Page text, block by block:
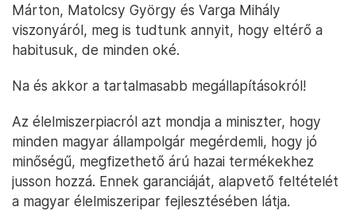
Márton, Matolcsy György és Varga Mihály
viszonyáról, meg is tudtunk annyit, hogy eltérő a
habitusuk, de minden oké.
Na és akkor a tartalmasabb megállapításokról!
Az élelmiszerpiacról azt mondja a miniszter, hogy
minden magyar állampolgár megérdemli, hogy jó
minőségű, megfizethető árú hazai termékekhez
jusson hozzá. Ennek garanciáját, alapvető feltételét
a magyar élelmiszeripar fejlesztésében látja.